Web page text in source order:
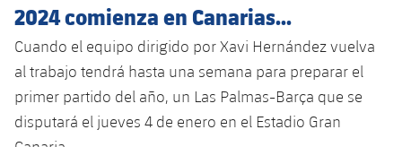
Estadi Johan Cruyff
Barça Cafe
SUB10 A
SUB10 B
SUB9 A
Clasificación
Jugadores
Fotos
Cadete B
Infantil A
Infantil B
Calendario
Entradas
Resultados
Actualidad
Calendario
Resultados
plusicon
más
Actualidad
Juvenil
PLUSICON
MÁS
Primer equipo
2024 comienza en Canarias...
Cuando el equipo dirigido por Xavi Hernández vuelva
al trabajo tendrá hasta una semana para preparar el
primer partido del año, un Las Palmas-Barça que se
disputará el jueves 4 de enero en el Estadio Gran